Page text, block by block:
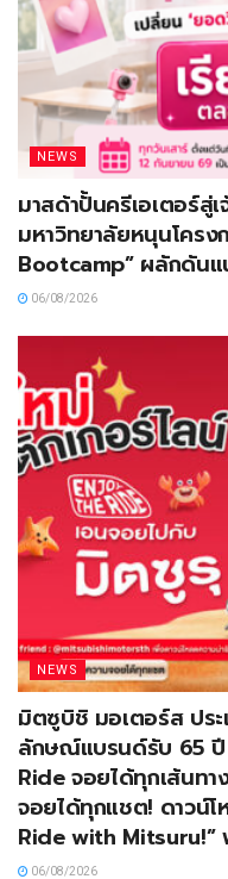
NEWS
มาสด้าปั้นครีเอเตอร์สู่
มหาวิทยาลัยหนุนโคร
Bootcamp” ผลักดัน
06/08/2026
NEWS
มิตซูบิชิ มอเตอร์ส ปร
ลักษณ์แบรนด์รับ 65 ปี
Ride จอยได้ทุกเส้นทา
จอยได้ทุกแชต! ดาวน์โ
Ride with
06/08/2026